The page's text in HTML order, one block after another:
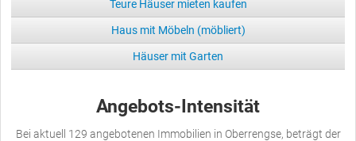
Teure Häuser mieten kaufen
Haus mit Möbeln (möbliert)
Häuser mit Garten
Angebots-Intensität
Bei aktuell 129 angebotenen Immobilien in Oberrengse, beträgt der